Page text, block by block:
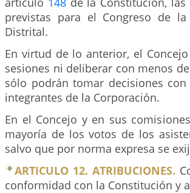
previstas para el Congreso de
Distrital.
En virtud de lo anterior, el
sesiones ni deliberar con menos
sólo podrán tomar decisiones
integrantes de la Corporación.
En el Concejo y en sus
mayoría de los votos de los
salvo que por norma expresa se
ARTICULO 12. ATRIBUCIONES.
conformidad con la Constitución y